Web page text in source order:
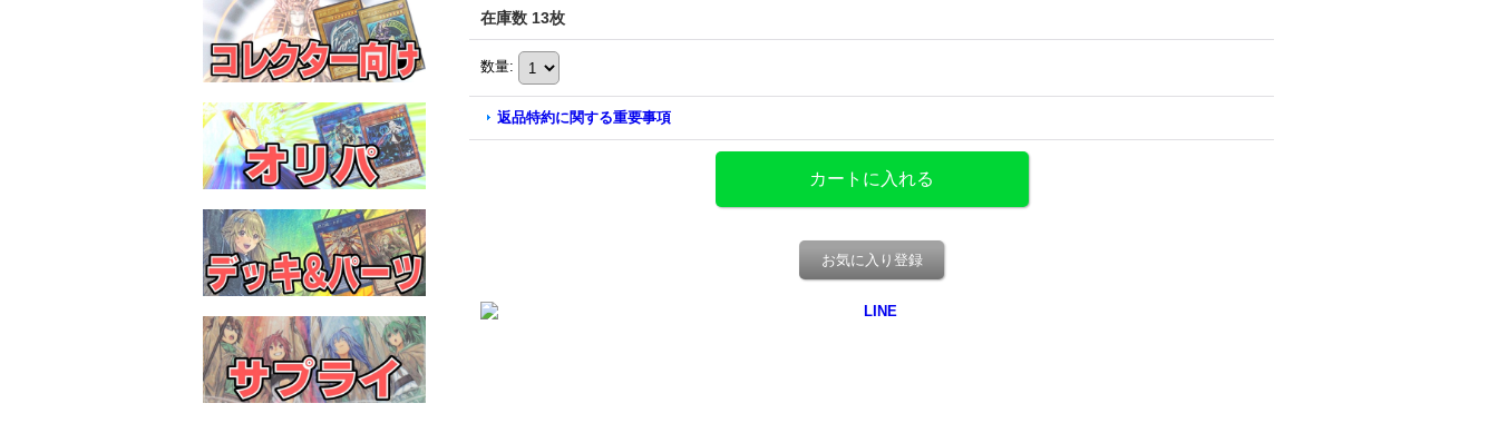
在庫数 13枚
数量:
返品特約に関する重要事項
お気に入り登録